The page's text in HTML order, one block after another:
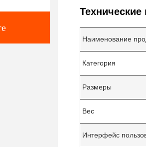
Наименование
Категория
Размеры
Вес
Интерфейс